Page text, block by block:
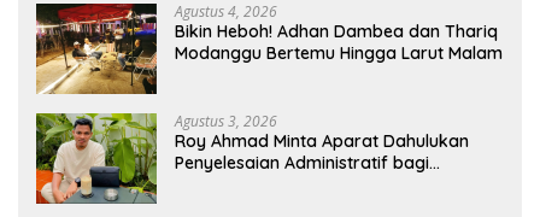
Agustus 4, 2026
Bikin Heboh! Adhan Dambea dan Thariq
Modanggu Bertemu Hingga Larut Malam
Agustus 3, 2026
Roy Ahmad Minta Aparat Dahulukan
Penyelesaian Administratif bagi